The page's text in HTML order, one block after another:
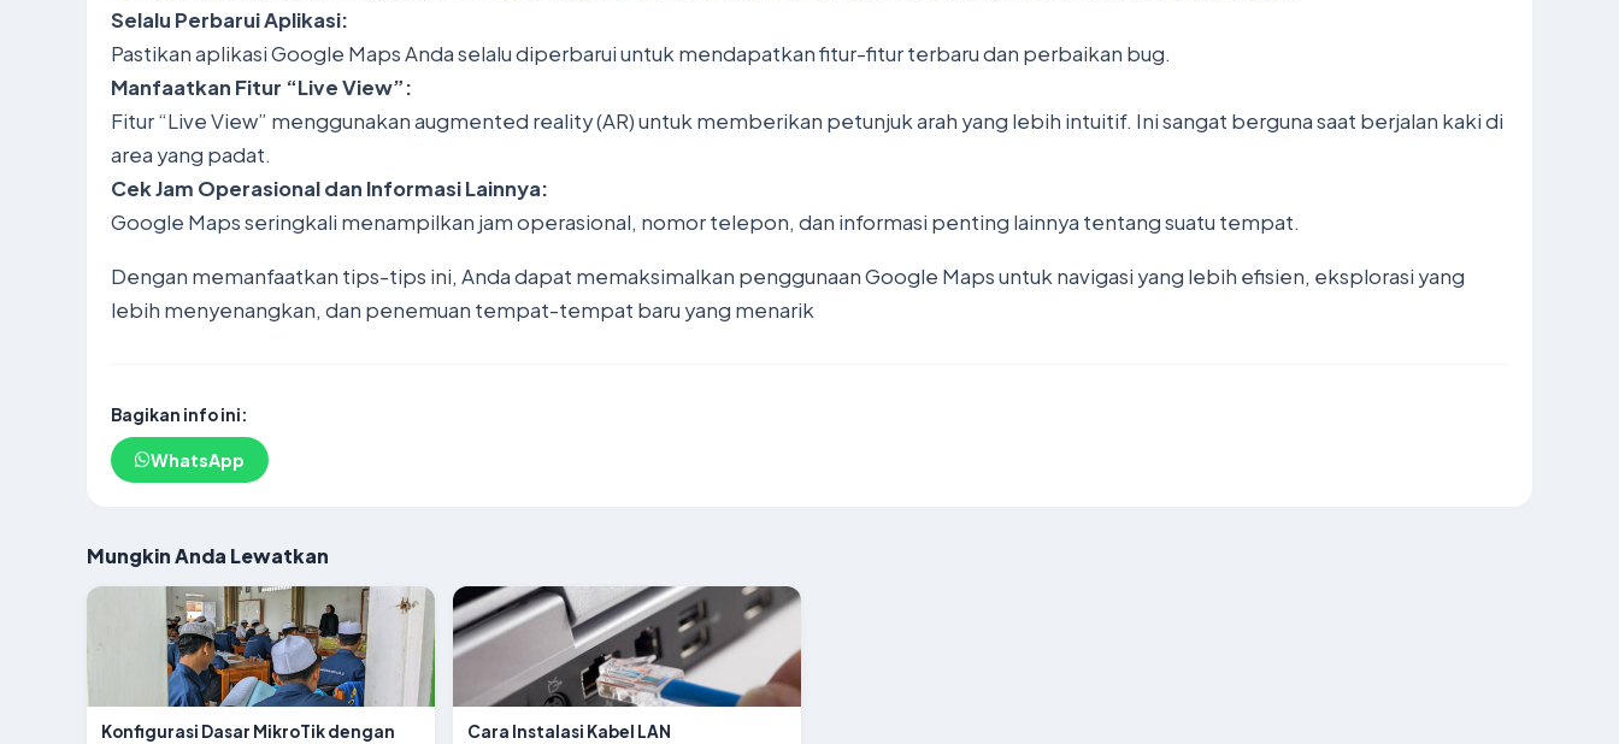
Selalu Perbarui Aplikasi:
Pastikan aplikasi Google Maps Anda selalu diperbarui untuk mendapatkan fitur-fitur terbaru dan perbaikan bug.
Manfaatkan Fitur “Live View”:
Fitur “Live View” menggunakan augmented reality (AR) untuk memberikan petunjuk arah yang lebih intuitif. Ini sangat berguna saat berjalan kaki di
area yang padat.
Cek Jam Operasional dan Informasi Lainnya:
Google Maps seringkali menampilkan jam operasional, nomor telepon, dan informasi penting lainnya tentang suatu tempat.
Dengan memanfaatkan tips-tips ini, Anda dapat memaksimalkan penggunaan Google Maps untuk navigasi yang lebih efisien, eksplorasi yang
lebih menyenangkan, dan penemuan tempat-tempat baru yang menarik
Bagikan info ini:
WhatsApp
Mungkin Anda Lewatkan
Konfigurasi Dasar MikroTik dengan
Cara Instalasi Kabel LAN